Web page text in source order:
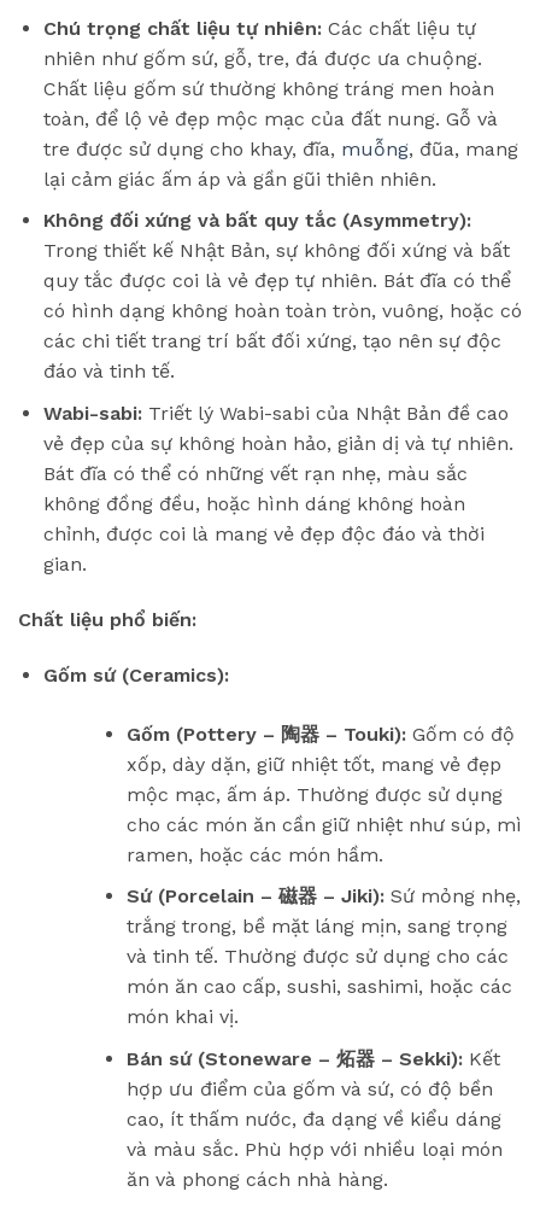
Chú trọng chất liệu tự nhiên:Các chất liệu tự
nhiên như gốm sứ, gỗ, tre, đá được ưa chuộng.
Chất liệu gốm sứ thường không tráng men hoàn
toàn, để lộ vẻ đẹp mộc mạc của đất nung. Gỗ và
tre được sử dụng cho khay, đĩa, muỗng, đũa, mang
lại cảm giác ấm áp và gần gũi thiên nhiên.
Không đối xứng và bất quy tắc (Asymmetry):
Trong thiết kế Nhật Bản, sự không đối xứng và bất
quy tắc được coi là vẻ đẹp tự nhiên. Bát đĩa có thể
có hình dạng không hoàn toàn tròn, vuông, hoặc có
các chi tiết trang trí bất đối xứng, tạo nên sự độc
đáo và tinh tế.
Wabi-sabi:Triết lý Wabi-sabi của Nhật Bản đề cao
vẻ đẹp của sự không hoàn hảo, giản dị và tự nhiên.
Bát đĩa có thể có những vết rạn nhẹ, màu sắc
không đồng đều, hoặc hình dáng không hoàn
chỉnh, được coi là mang vẻ đẹp độc đáo và thời
gian.
Chất liệu phổ biến:
Gốm sứ (Ceramics):
Gốm (Pottery – 陶器 – Touki):Gốm có độ
xốp, dày dặn, giữ nhiệt tốt, mang vẻ đẹp
mộc mạc, ấm áp. Thường được sử dụng
cho các món ăn cần giữ nhiệt như súp, mì
ramen, hoặc các món hầm.
Sứ (Porcelain – 磁器 – Jiki):Sứ mỏng nhẹ,
trắng trong, bề mặt láng mịn, sang trọng
và tinh tế. Thường được sử dụng cho các
món ăn cao cấp, sushi, sashimi, hoặc các
món khai vị.
Bán sứ (Stoneware – 炻器 – Sekki):Kết
hợp ưu điểm của gốm và sứ, có độ bền
cao, ít thấm nước, đa dạng về kiểu dáng
và màu sắc. Phù hợp với nhiều loại món
ăn và phong cách nhà hàng.